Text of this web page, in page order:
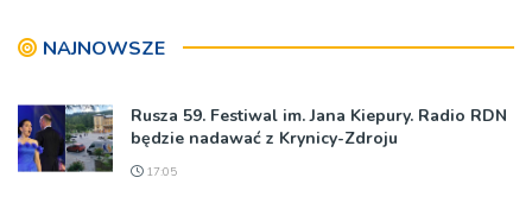
NAJNOWSZE
Rusza 59. Festiwal im. Jana Kiepury. Radio RDN
będzie nadawać z Krynicy-Zdroju
17:05